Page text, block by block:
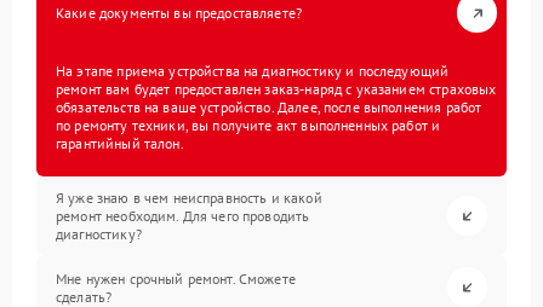
Какие документы вы предоставляете?
На этапе приема устройства на диагностику и последующий
ремонт вам будет предоставлен заказ-наряд с указанием страховых
обязательств на ваше устройство. Далее, после выполнения работ
по ремонту техники, вы получите акт выполненных работ и
гарантийный талон.
Я уже знаю в чем неисправность и какой
ремонт необходим. Для чего проводить
диагностику?
Мне нужен срочный ремонт. Сможете
сделать?